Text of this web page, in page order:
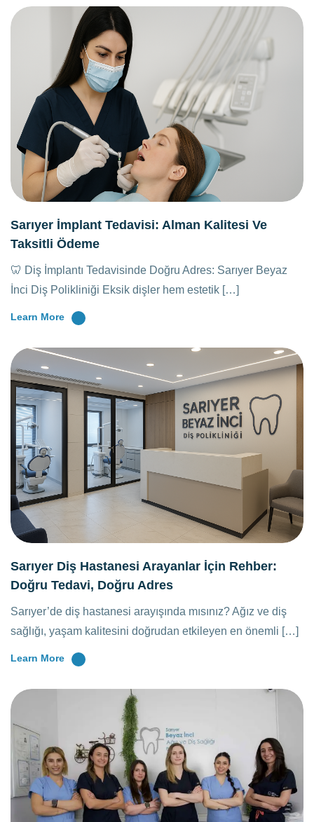
Sarıyer İmplant Tedavisi: Alman Kalitesi Ve
Taksitli Ödeme
🦷 Diş İmplantı Tedavisinde Doğru Adres: Sarıyer Beyaz
İnci Diş Polikliniği Eksik dişler hem estetik […]
Learn More
Sarıyer Diş Hastanesi Arayanlar İçin Rehber:
Doğru Tedavi, Doğru Adres
Sarıyer’de diş hastanesi arayışında mısınız? Ağız ve diş
sağlığı, yaşam kalitesini doğrudan etkileyen en önemli […]
Learn More